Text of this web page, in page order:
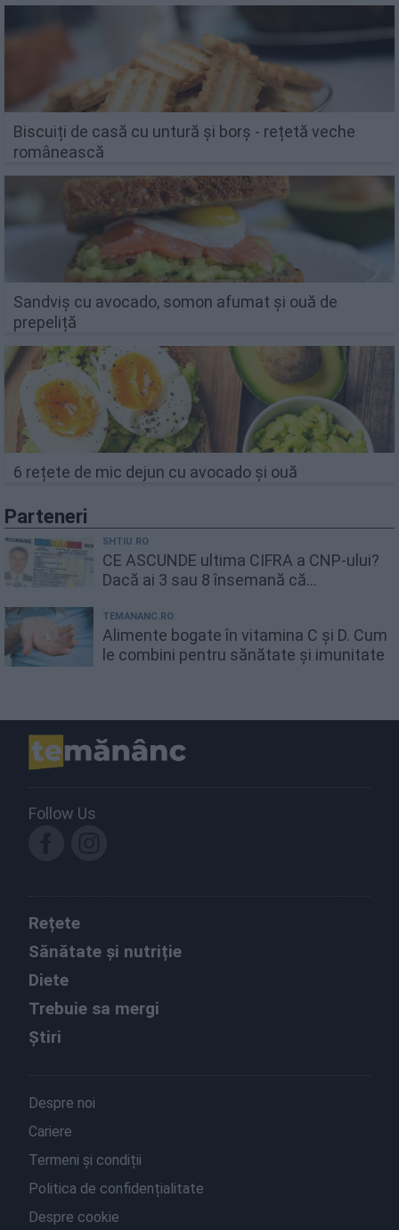
Biscuiți de casă cu untură și borș - rețetă veche
românească
Sandviș cu avocado, somon afumat și ouă de
prepeliță
6 rețete de mic dejun cu avocado și ouă
Parteneri
SHTIU.RO
CE ASCUNDE ultima CIFRA a CNP-ului?
Dacă ai 3 sau 8 însemană că...
TEMANANC.RO
Alimente bogate în vitamina C și D. Cum
le combini pentru sănătate și imunitate
Follow Us
Rețete
Sănătate și nutriție
Diete
Trebuie sa mergi
Știri
Despre noi
Cariere
Termeni și condiții
Politica de confidențialitate
Despre cookie